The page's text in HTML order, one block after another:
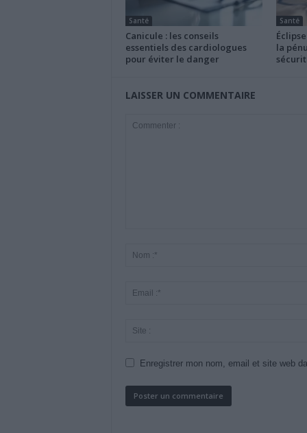
Santé
Canicule : les conseils
essentiels des cardiologues
pour éviter le danger
Santé
la
LAISSER UN COMMENTAIRE
Enregistrer mon nom, email et site web